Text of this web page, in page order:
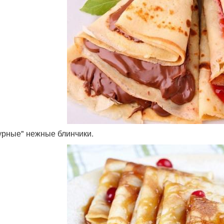
нежные блинчики.